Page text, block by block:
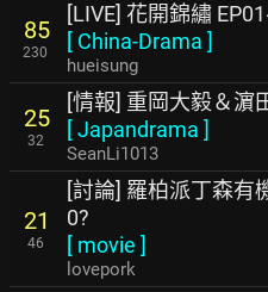
85
230
[LIVE] 花開錦繡
[ China-Drama ]
hueisung
25
32
[情報] 重岡大毅＆濵
[Japandrama ]
SeanLi1013
21
46
[討論] 羅柏派丁森有
0?
[ movie ]
lovepork